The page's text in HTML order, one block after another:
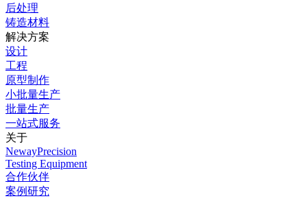
后处理
铸造材料
解决方案
设计
工程
原型制作
小批量生产
批量生产
一站式服务
关于
NewayPrecision
Testing Equipment
合作伙伴
案例研究